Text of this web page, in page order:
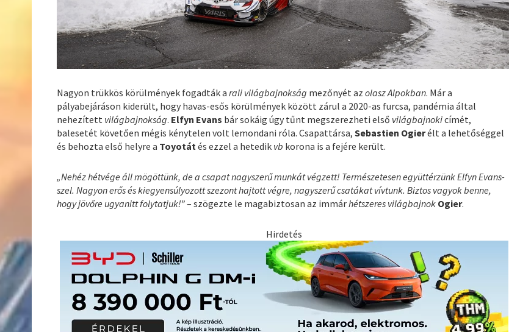
Nagyon trükkös körülmények fogadták a rali világbajnokság mezőnyét azolasz Alpokban. Már a
pályabejáráson kiderült, hogy havas-esős körülmények között zárul a 2020-as furcsa, pandémia által
nehezített világbajnokság. Elfyn Evans bár sokáig úgy tűnt megszerezheti első világbajnokicímét,
balesetét követően mégis kénytelen volt lemondani róla. Csapattársa,Sebastien Ogierélt a lehetőséggel
és behozta első helyre a Toyotát és ezzel a hetedik vb korona is a fejére került.
„Nehéz hétvége áll mögöttünk, de a csapat nagyszerű munkát végzett! Természetesen együttérzünk Elfyn Evans-
szel. Nagyon erős és kiegyensúlyozott szezont hajtott végre, nagyszerű csatákat vívtunk. Biztos vagyok benne,
hogy jövőre ugyanitt folytatjuk!”– szögezte le magabiztosan az immárhétszeres világbajnok Ogier.
Hirdetés